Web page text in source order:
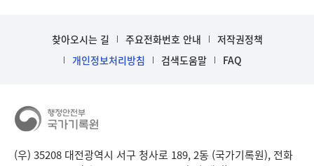
표
입
다.
찾아오시는 길 주요전화번호 안내
저작권정책
개인정보처리방침
검색도움말 FAQ
(우) 35208 대전광역시 서구 청사로 189, 2동 (국가기록원), 전화